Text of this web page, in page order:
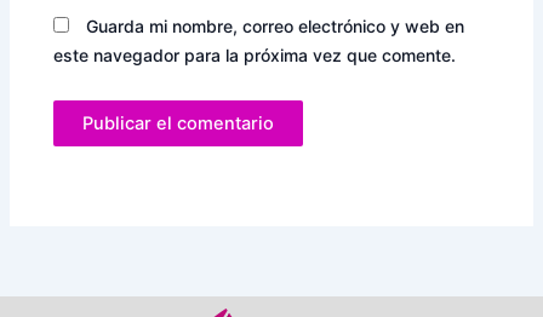
Guarda mi nombre, correo electrónico y web en
este navegador para la próxima vez que comente.